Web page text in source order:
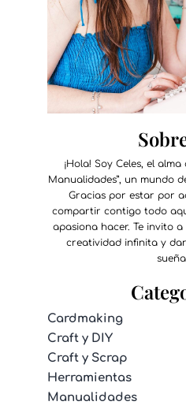
¡Hola! Soy Celes, el
Manualidades”, un mundo
Gracias por estar por
compartir contigo todo
apasiona hacer. Te invito
creatividad infinita y
Cardmaking
Craft y DIY
Craft y Scrap
Herramientas
Manualidades